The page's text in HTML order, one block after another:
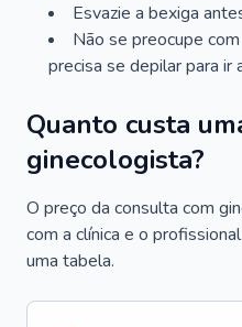
Esvazie a bexiga
Não se preocupe
precisa se depilar para ir
Quanto custa
ginecologista?
O preço da consulta com
com a clínica e o
uma tabela.